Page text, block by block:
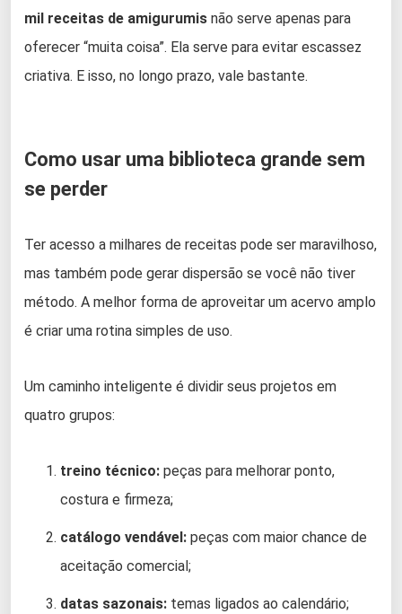
mil receitas de amigurumis não serve apenas para
oferecer “muita coisa”. Ela serve para evitar escassez
criativa. E isso, no longo prazo, vale bastante.
Como usar uma biblioteca grande sem
se perder
Ter acesso a milhares de receitas pode ser maravilhoso,
mas também pode gerar dispersão se você não tiver
método. A melhor forma de aproveitar um acervo amplo
é criar uma rotina simples de uso.
Um caminho inteligente é dividir seus projetos em
quatro grupos:
treino técnico: peças para melhorar ponto,
costura e firmeza;
catálogo vendável: peças com maior chance de
aceitação comercial;
datas sazonais: temas ligados ao calendário;